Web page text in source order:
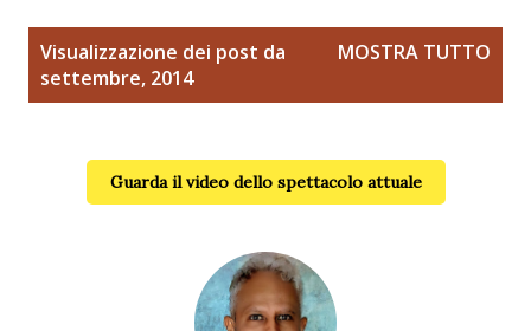
Visualizzazione dei post da
settembre, 2014
MOSTRA TUTTO
Guarda il video dello spettacolo attuale